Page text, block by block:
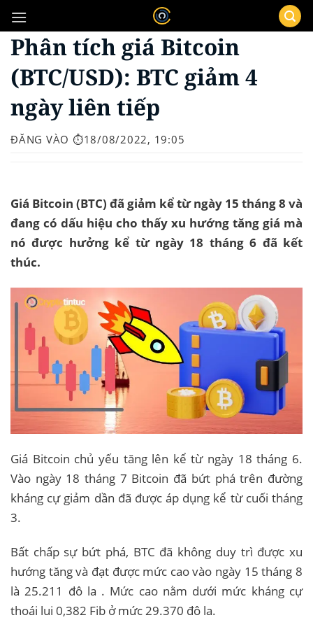
qua
nội
Phân tích giá Bitcoin
(BTC/USD): BTC giảm 4
ngày liên tiếp
ĐĂNG VÀO ⏱️18/08/2022, 19:05
Giá Bitcoin (BTC) đã giảm kể từ ngày 15 tháng 8 và
đang có dấu hiệu cho thấy xu hướng tăng giá mà
nó được hưởng kể từ ngày 18 tháng 6 đã kết
thúc.
Giá Bitcoin chủ yếu tăng lên kể từ ngày 18 tháng 6.
Vào ngày 18 tháng 7 Bitcoin đã bứt phá trên đường
kháng cự giảm dần đã được áp dụng kể từ cuối tháng
3.
Bất chấp sự bứt phá, BTC đã không duy trì được xu
hướng tăng và đạt được mức cao vào ngày 15 tháng 8
là 25.211 đô la . Mức cao nằm dưới mức kháng cự
thoái lui 0,382 Fib ở mức 29.370 đô la.